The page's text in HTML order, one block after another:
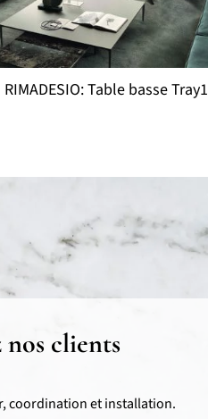
RIMADESIO: Table basse Tray1
nos clients
coordination et installation.